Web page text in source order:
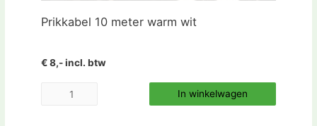
Prikkabel 10 meter warm wit
€ 8,- incl. btw
In winkelwagen